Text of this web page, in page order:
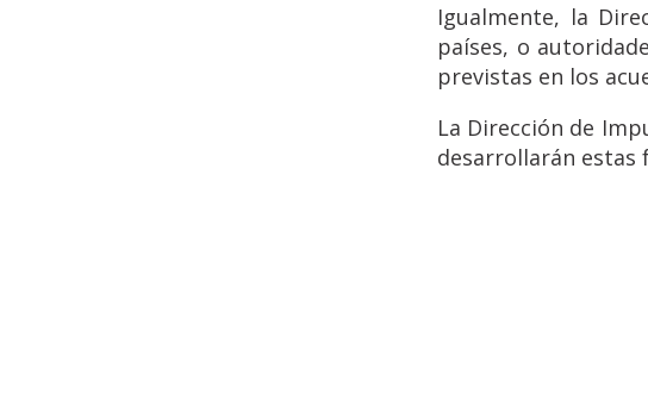
Igualmente, la
países, o
previstas en los
La Dirección de
desarrollarán estas